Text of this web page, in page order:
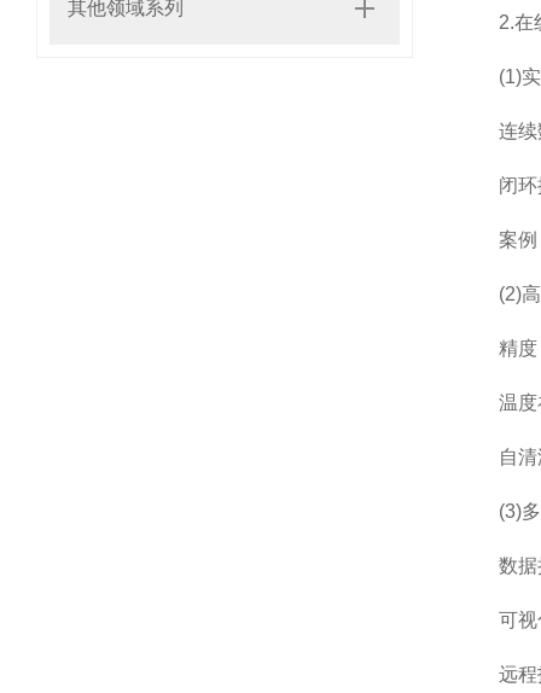
其他领域系列
2.在线
(1)实
连续数
闭环控
案例：
(2)高
精度：
温度补
自清洁
(3)多
数据接
可视化
远程报